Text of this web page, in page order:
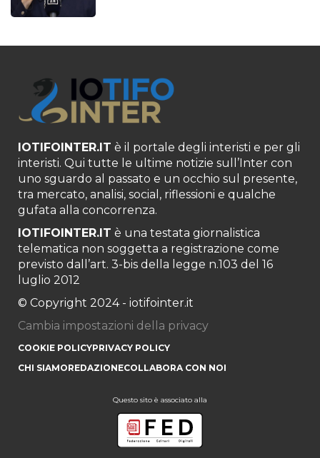
IOTIFOINTER.IT è il portale degli interisti e per gli
interisti. Qui tutte le ultime notizie sull’Inter con
uno sguardo al passato e un occhio sul presente,
tra mercato, analisi, social, riflessioni e qualche
gufata alla concorrenza.
IOTIFOINTER.IT è una testata giornalistica
telematica non soggetta a registrazione come
previsto dall’art. 3-bis della legge n.103 del 16
luglio 2012
© Copyright 2024 - iotifointer.it
Cambia impostazioni della privacy
COOKIE POLICYPRIVACY POLICY
CHI SIAMOREDAZIONECOLLABORA CON NOI
Questo sito è associato alla